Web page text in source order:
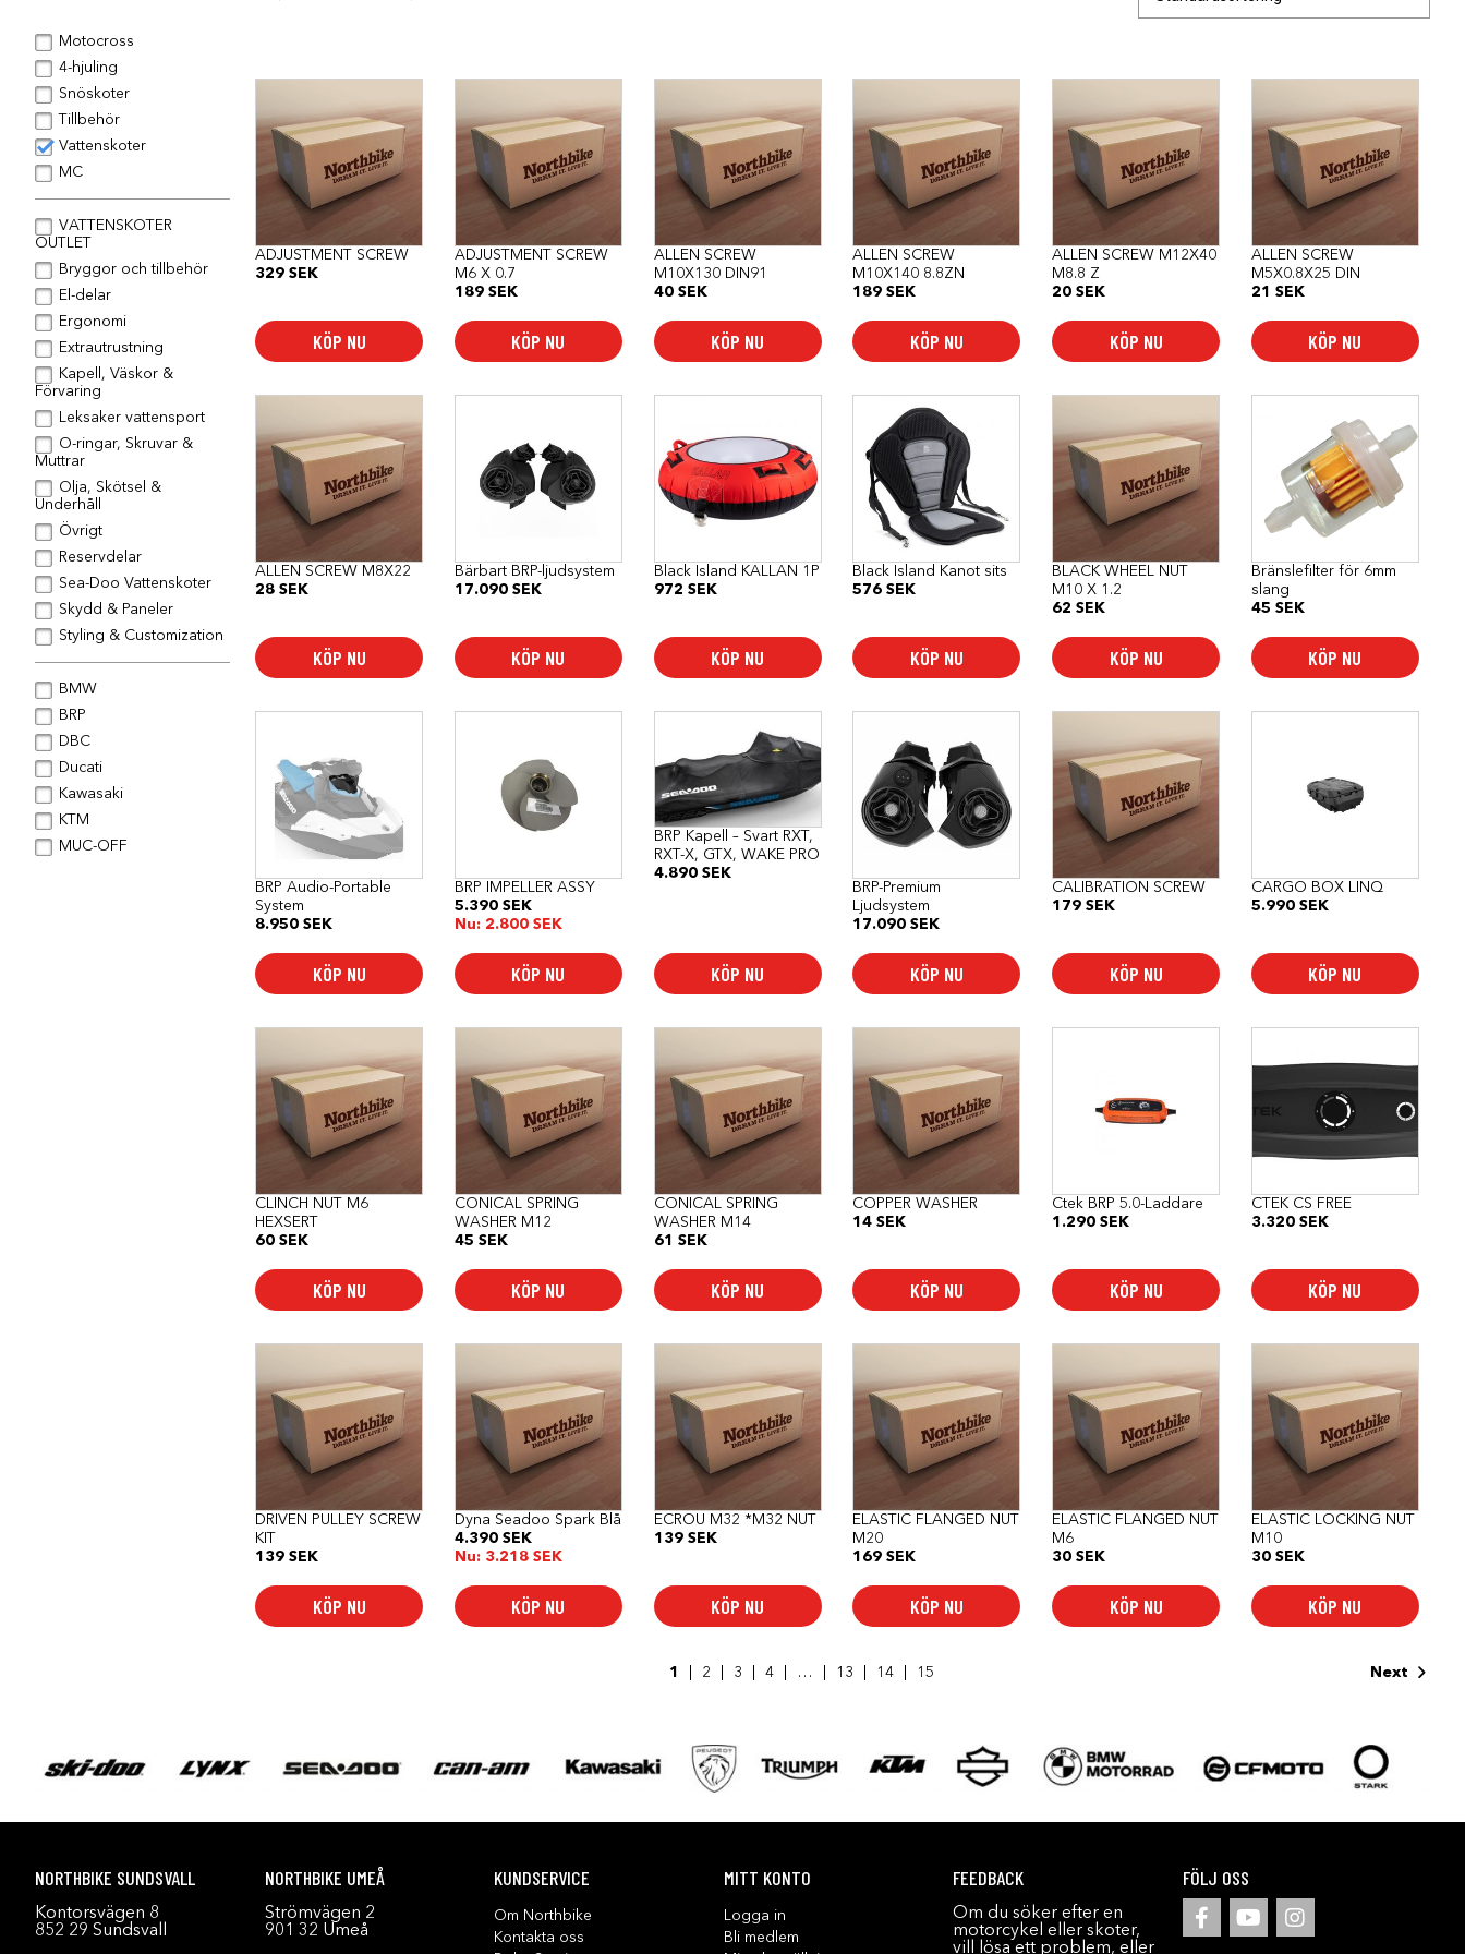
ADJUSTMENT SCREW
329 SEK
KÖP NU
ADJUSTMENT SCREW
M6 X 0.7
189 SEK
KÖP NU
ALLEN SCREW
M10X130 DIN91
40 SEK
KÖP NU
ALLEN SCREW
M10X140 8.8ZN
189SEK
KÖP NU
ALLEN SCREW M12X40
M8.8 Z
20SEK
KÖP NU
ALLEN SCREW
M5X0.8X25 DIN
21 SEK
KÖP NU
ALLEN SCREW M8X22
28 SEK
KÖP NU
Bärbart BRP-ljudsystem
17.090 SEK
KÖP NU
Black Island KALLAN 1P
972 SEK
KÖP NU
Black Island Kanot sits
576SEK
KÖP NU
BLACK WHEEL NUT
M10 X 1.2
62SEK
KÖP NU
Bränslefilter för 6mm
slang
45 SEK
KÖP NU
BRP Audio-Portable
System
8.950 SEK
KÖP NU
BRP IMPELLER ASSY
5.390 SEK
Nu: 2.800 SEK
KÖP NU
BRP Kapell – Svart RXT,
RXT-X, GTX, WAKE PRO
4.890 SEK
KÖP NU
BRP-Premium
Ljudsystem
17.090SEK
KÖP NU
CALIBRATION SCREW
179SEK
KÖP NU
CARGO BOX LINQ
5.990 SEK
KÖP NU
CLINCH NUT M6
HEXSERT
60 SEK
KÖP NU
CONICAL SPRING
WASHER M12
45 SEK
KÖP NU
CONICAL SPRING
WASHER M14
61 SEK
KÖP NU
COPPER WASHER
14SEK
KÖP NU
Ctek BRP 5.0-Laddare
1.290SEK
KÖP NU
CTEK CS FREE
3.320 SEK
KÖP NU
DRIVEN PULLEY SCREW
KIT
139 SEK
KÖP NU
Dyna Seadoo Spark Blå
4.390 SEK
Nu: 3.218 SEK
KÖP NU
ECROU M32 *M32 NUT
139 SEK
KÖP NU
ELASTIC FLANGED NUT
M20
169SEK
KÖP NU
ELASTIC FLANGED NUT
M6
30SEK
KÖP NU
ELASTIC LOCKING NUT
M10
30 SEK
KÖP NU
1 2 3 4 … 13 14 15 Next
Motocross
4-hjuling
Snöskoter
Tillbehör
Vattenskoter
MC
VATTENSKOTER
OUTLET
Bryggor och tillbehör
El-delar
Ergonomi
Extrautrustning
Kapell, Väskor &
Förvaring
Leksaker vattensport
O-ringar, Skruvar &
Muttrar
Olja, Skötsel &
Underhåll
Övrigt
Reservdelar
Sea-Doo Vattenskoter
Skydd & Paneler
Styling & Customization
BMW
BRP
DBC
Ducati
Kawasaki
KTM
MUC-OFF
NORTHBIKE SUNDSVALL
Kontorsvägen 8
852 29 Sundsvall
NORTHBIKE UMEÅ
Strömvägen 2
901 32 Umeå
KUNDSERVICE
Om Northbike
Kontakta oss
MITT KONTO
Logga in
Bli medlem
FEEDBACK
Om du söker efter en
motorcykel eller skoter,
vill lösa ett problem, eller
FÖLJ OSS